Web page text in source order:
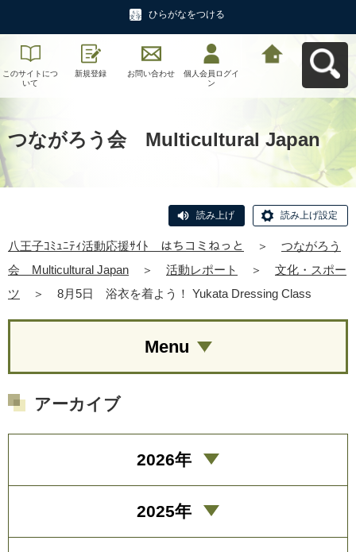
ひらがなをつける
このサイトにつ
いて
新規登録 お問い合わせ
個人会員ログイ
ン
つながろう会 Multicultural Japan
読み上げ 読み上げ設定
八王子ｺﾐｭﾆﾃｨ活動応援ｻｲﾄ はちコミねっと ＞
つながろう
会 Multicultural Japan
＞ 活動レポート ＞
文化・スポー
ツ
＞ 8月5日 浴衣を着よう！ Yukata Dressing Class
Menu
アーカイブ
2026年
2025年